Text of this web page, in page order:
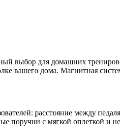
выбор для домашних
вашего дома. Магнитная
расстояние между
поручни с мягкой оплеткой и